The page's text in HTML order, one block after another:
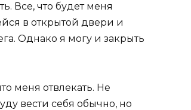
Все, что будет меня
в открытой двери и
Однако я могу и закрыть
меня отвлекать. Не
вести себя обычно, но